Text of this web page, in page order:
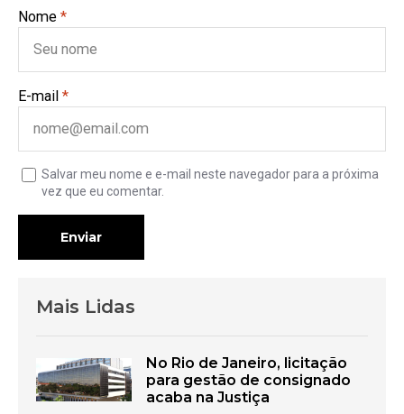
Nome *
E-mail *
Salvar meu nome e e-mail neste navegador para a próxima
vez que eu comentar.
Enviar
Mais Lidas
No Rio de Janeiro, licitação
para gestão de consignado
acaba na Justiça